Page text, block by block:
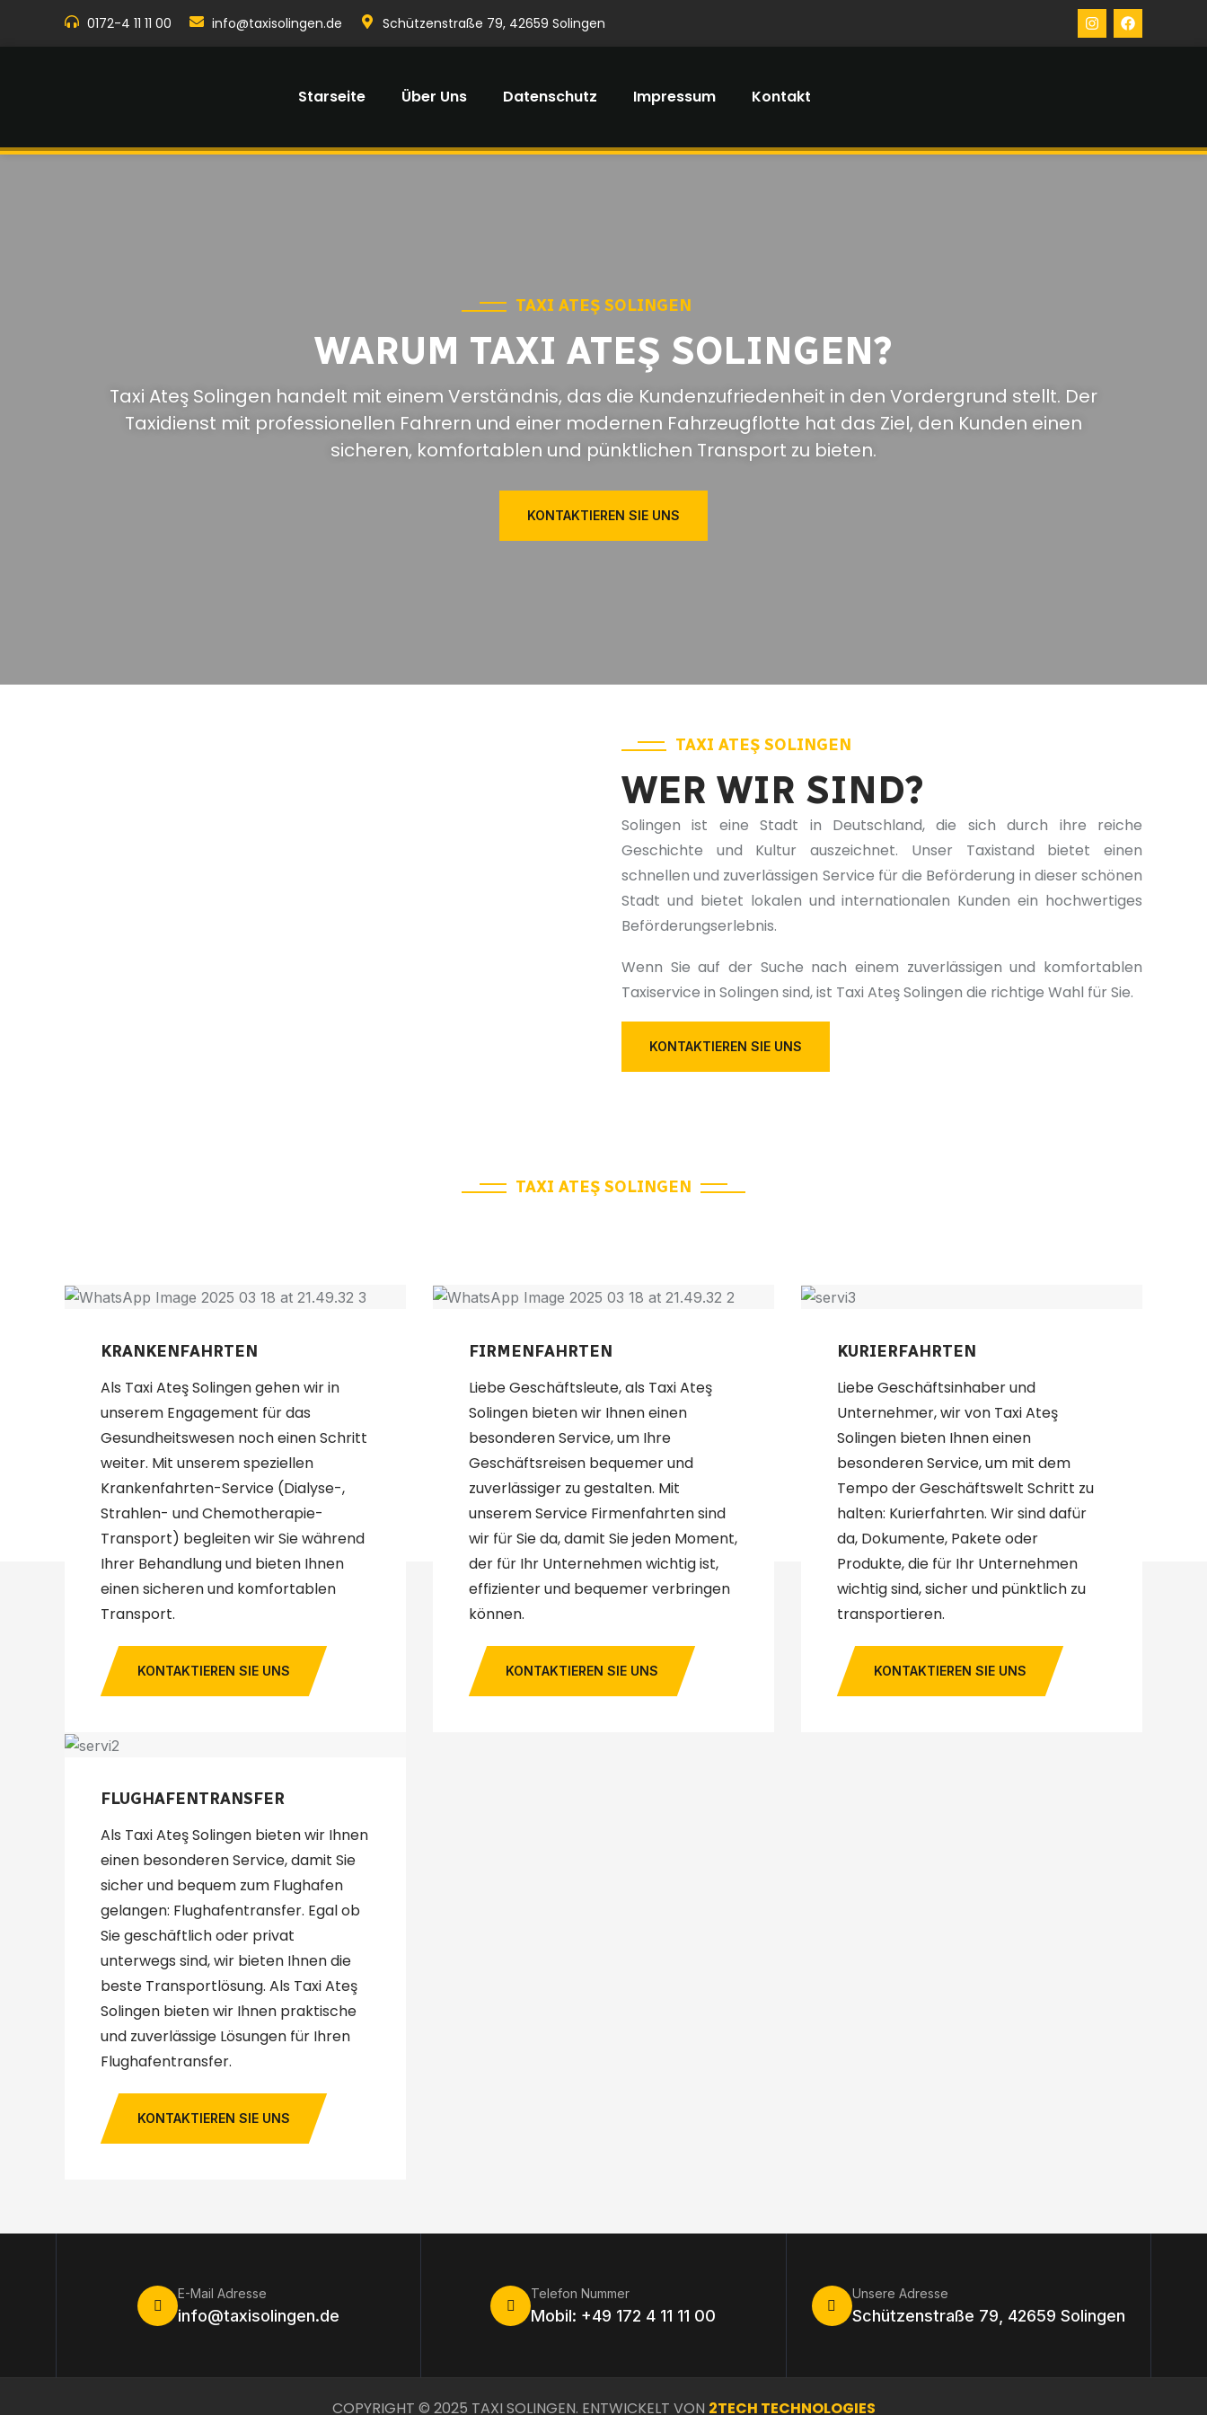
0172-4 11 11 00 info@taxisolingen.de Schützenstraße 79, 42659 Solingen
Starseite Über Uns Datenschutz Impressum Kontakt
TAXI ATEŞ SOLINGEN
WARUM TAXI ATEŞ SOLINGEN?
Taxi Ateş Solingen handelt mit einem Verständnis, das die Kundenzufriedenheit in den Vordergrund stellt. Der
Taxidienst mit professionellen Fahrern und einer modernen Fahrzeugflotte hat das Ziel, den Kunden einen
sicheren, komfortablen und pünktlichen Transport zu bieten.
KONTAKTIEREN SIE UNS
TAXI ATEŞ SOLINGEN
WER WIR SIND?
Solingen ist eine Stadt in Deutschland, die sich durch ihre reiche
Geschichte und Kultur auszeichnet. Unser Taxistand bietet einen
schnellen und zuverlässigen Service für die Beförderung in dieser schönen
Stadt und bietet lokalen und internationalen Kunden ein hochwertiges
Beförderungserlebnis.
Wenn Sie auf der Suche nach einem zuverlässigen und komfortablen
Taxiservice in Solingen sind, ist Taxi Ateş Solingen die richtige Wahl für Sie.
KONTAKTIEREN SIE UNS
TAXI ATEŞ SOLINGEN
KRANKENFAHRTEN
Als Taxi Ateş Solingen gehen wir in
unserem Engagement für das
Gesundheitswesen noch einen Schritt
weiter. Mit unserem speziellen
Krankenfahrten-Service (Dialyse-,
Strahlen- und Chemotherapie-
Transport) begleiten wir Sie während
Ihrer Behandlung und bieten Ihnen
einen sicheren und komfortablen
Transport.
KONTAKTIEREN SIE UNS
FIRMENFAHRTEN
Liebe Geschäftsleute, als Taxi Ateş
Solingen bieten wir Ihnen einen
besonderen Service, um Ihre
Geschäftsreisen bequemer und
zuverlässiger zu gestalten. Mit
unserem Service Firmenfahrten sind
wir für Sie da, damit Sie jeden Moment,
der für Ihr Unternehmen wichtig ist,
effizienter und bequemer verbringen
können.
KONTAKTIEREN SIE UNS
KURIERFAHRTEN
Liebe Geschäftsinhaber und
Unternehmer, wir von Taxi Ateş
Solingen bieten Ihnen einen
besonderen Service, um mit dem
Tempo der Geschäftswelt Schritt zu
halten: Kurierfahrten. Wir sind dafür
da, Dokumente, Pakete oder
Produkte, die für Ihr Unternehmen
wichtig sind, sicher und pünktlich zu
transportieren.
KONTAKTIEREN SIE UNS
FLUGHAFENTRANSFER
Als Taxi Ateş Solingen bieten wir Ihnen
einen besonderen Service, damit Sie
sicher und bequem zum Flughafen
gelangen: Flughafentransfer. Egal ob
Sie geschäftlich oder privat
unterwegs sind, wir bieten Ihnen die
beste Transportlösung. Als Taxi Ateş
Solingen bieten wir Ihnen praktische
und zuverlässige Lösungen für Ihren
Flughafentransfer.
KONTAKTIEREN SIE UNS
E-Mail Adresse
info@taxisolingen.de
Telefon Nummer
Mobil: +49 172 4 11 11 00
Unsere Adresse
Schützenstraße 79, 42659 Solingen
COPYRIGHT © 2025 TAXI SOLINGEN. ENTWICKELT VON 2TECH TECHNOLOGIES